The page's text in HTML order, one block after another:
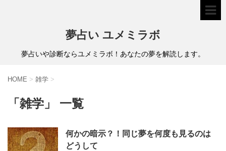
夢占い ユメミラボ
夢占いや診断ならユメミラボ！あなたの夢を解読します。
HOME > 雑学 >
「雑学」 一覧
何かの暗示？！同じ夢を何度も見るのは
どうして